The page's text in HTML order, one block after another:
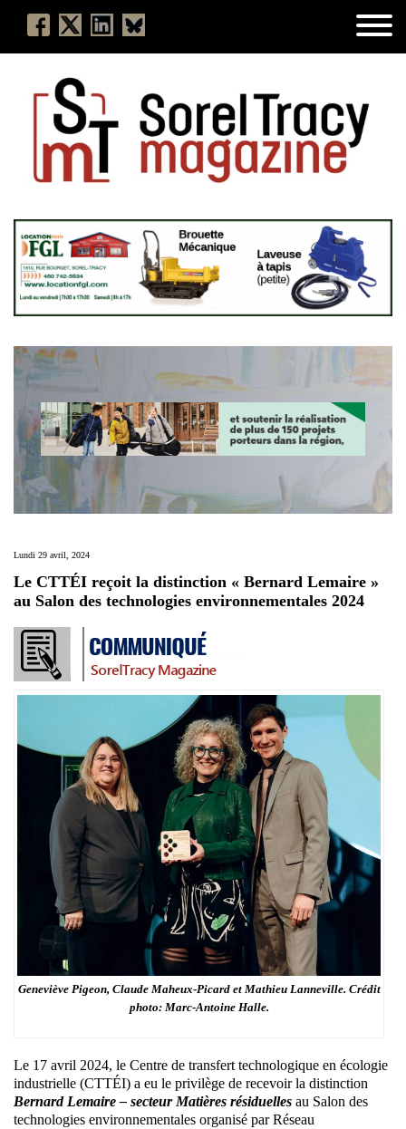
Lundi 29 avril, 2024
Le CTTÉI reçoit la distinction « Bernard Lemaire »
au Salon des technologies environnementales 2024
Geneviève Pigeon, Claude Maheux-Picard et Mathieu Lanneville. Crédit
photo: Marc-Antoine Halle.
Le 17 avril 2024, le Centre de transfert technologique en écologie
industrielle (CTTÉI) a eu le privilège de recevoir la distinction
Bernard Lemaire – secteur Matières résiduelles au Salon des
technologies environnementales organisé par Réseau